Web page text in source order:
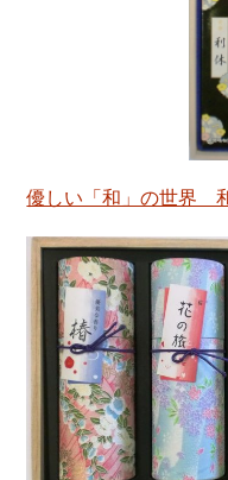
優しい「和」の世界